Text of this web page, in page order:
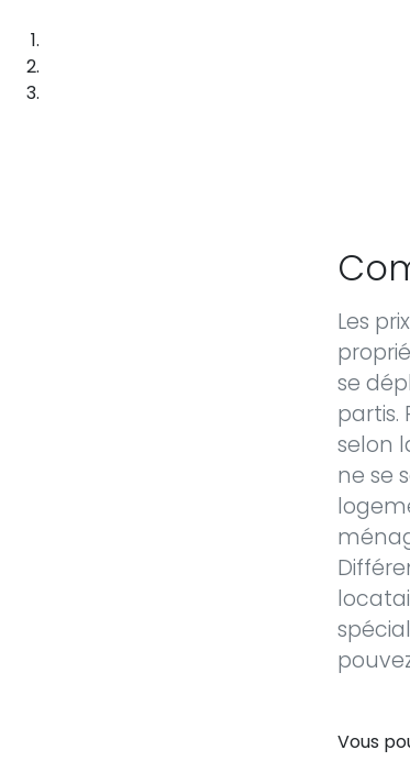
Les
se
selon
ne se
Vous